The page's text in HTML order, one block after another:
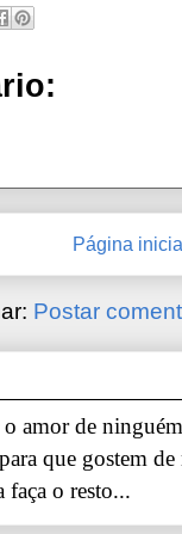
Página
Postar
amor de
que gostem
faça o resto...